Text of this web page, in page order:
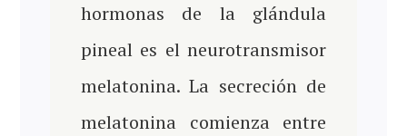
hormonas de la glándula
pineal es el neurotransmisor
melatonina. La secreción de
melatonina comienza entre